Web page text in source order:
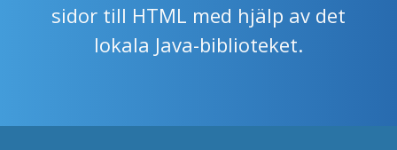
sidor till HTML med hjälp av det
lokala Java-biblioteket.